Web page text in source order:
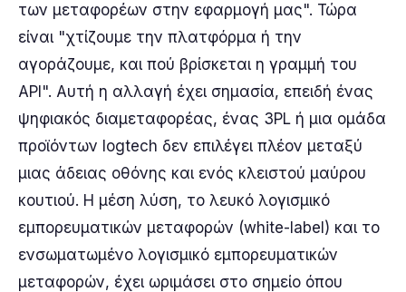
των μεταφορέων στην εφαρμογή μας". Τώρα
είναι "χτίζουμε την πλατφόρμα ή την
αγοράζουμε, και πού βρίσκεται η γραμμή του
API". Αυτή η αλλαγή έχει σημασία, επειδή ένας
ψηφιακός διαμεταφορέας, ένας 3PL ή μια ομάδα
προϊόντων logtech δεν επιλέγει πλέον μεταξύ
μιας άδειας οθόνης και ενός κλειστού μαύρου
κουτιού. Η μέση λύση, το λευκό λογισμικό
εμπορευματικών μεταφορών (white-label) και το
ενσωματωμένο λογισμικό εμπορευματικών
μεταφορών, έχει ωριμάσει στο σημείο όπου